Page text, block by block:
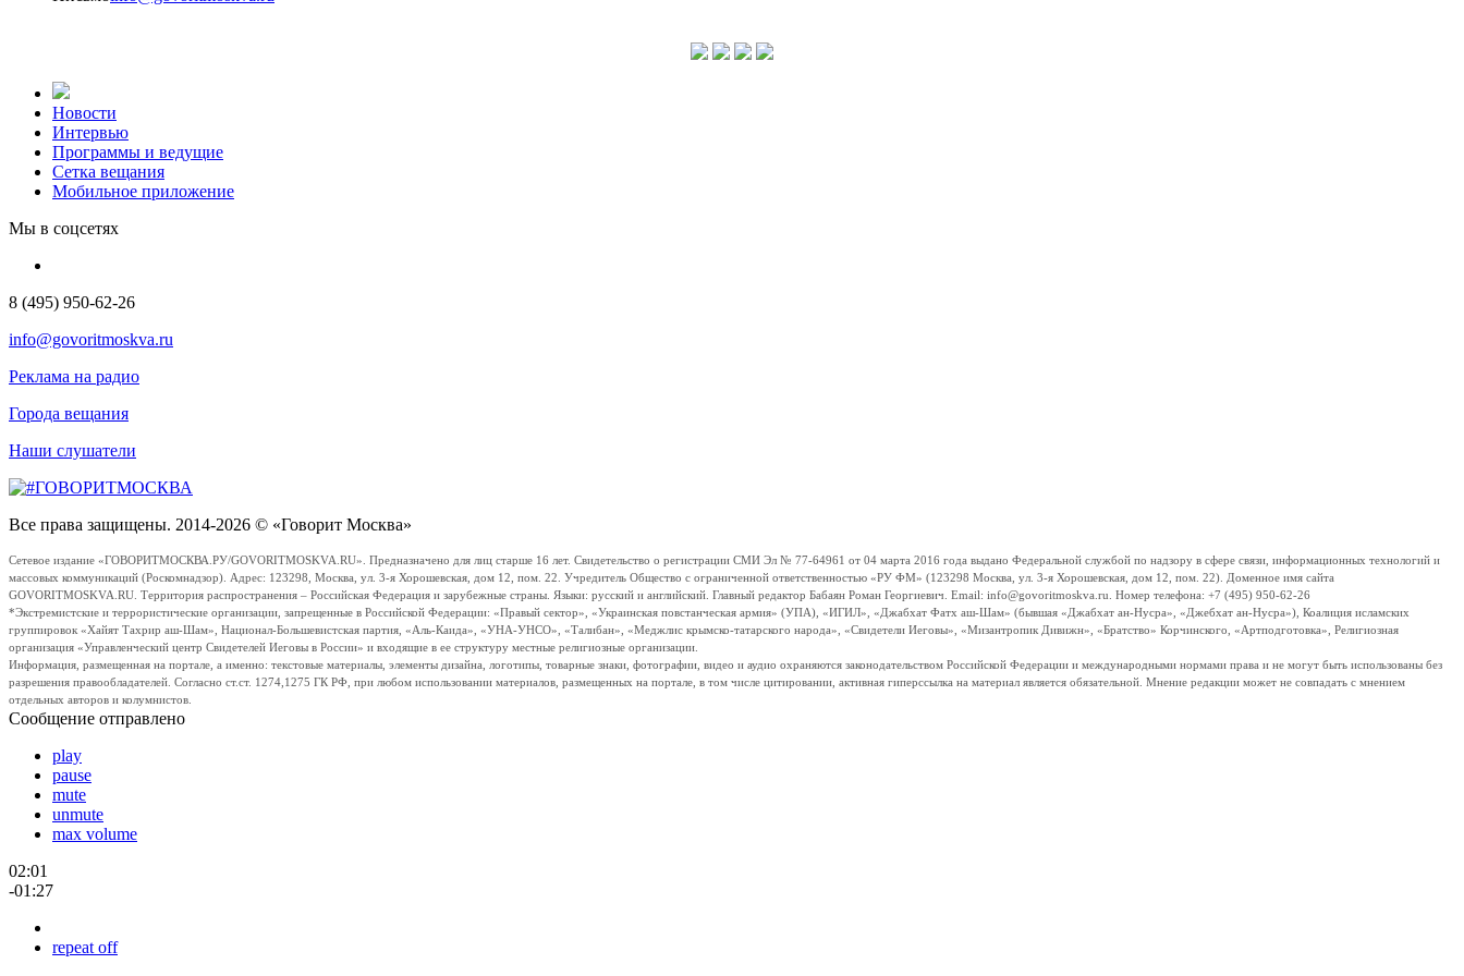
Новости
Интервью
Программы и ведущие
Сетка вещания
Мобильное приложение
Мы в соцсетях
8 (495) 950-62-26
info@govoritmoskva.ru
Реклама на радио
Города вещания
Наши слушатели
Все права защищены. 2014-2026 © «Говорит Москва»
Сетевое издание «ГОВОРИТМОСКВА.РУ/GOVORITMOSKVA.RU». Предназначено для лиц старше 16 лет. Свидетельство о регистрации СМИ Эл № 77-64961 от 04 марта 2016 года выдано Федеральной службой по надзору в сфере связи, информационных технологий и
массовых коммуникаций (Роскомнадзор). Адрес: 123298, Москва, ул. 3-я Хорошевская, дом 12, пом. 22. Учредитель Общество с ограниченной ответственностью «РУ ФМ» (123298 Москва, ул. 3-я Хорошевская, дом 12, пом. 22). Доменное имя сайта
GOVORITMOSKVA.RU. Территория распространения – Российская Федерация и зарубежные страны. Языки: русский и английский. Главный редактор Бабаян Роман Георгиевич. Email: info@govoritmoskva.ru. Номер телефона: +7 (495) 950-62-26
*Экстремистские и террористические организации, запрещенные в Российской Федерации: «Правый сектор», «Украинская повстанческая армия» (УПА), «ИГИЛ», «Джабхат Фатх аш-Шам» (бывшая «Джабхат ан-Нусра», «Джебхат ан-Нусра»), Коалиция исламских
группировок «Хайят Тахрир аш-Шам», Национал-Большевистская партия, «Аль-Каида», «УНА-УНСО», «Талибан», «Меджлис крымско-татарского народа», «Свидетели Иеговы», «Мизантропик Дивижн», «Братство» Корчинского, «Артподготовка», Религиозная
организация «Управленческий центр Свидетелей Иеговы в России» и входящие в ее структуру местные религиозные организации.
Информация, размещенная на портале, а именно: текстовые материалы, элементы дизайна, логотипы, товарные знаки, фотографии, видео и аудио охраняются законодательством Российской Федерации и международными нормами права и не могут быть использованы без
разрешения правообладателей. Согласно ст.ст. 1274,1275 ГК РФ, при любом использовании материалов, размещенных на портале, в том числе цитировании, активная гиперссылка на материал является обязательной. Мнение редакции может не совпадать с мнением
отдельных авторов и колумнистов.
Сообщение отправлено
play
pause
mute
unmute
max volume
02:01
-01:27
repeat off